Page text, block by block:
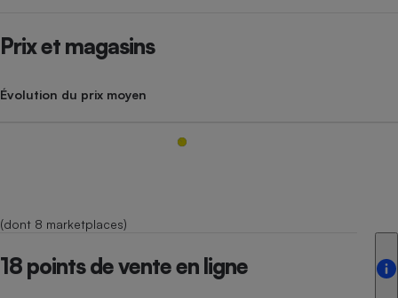
Prix et magasins
Évolution du prix moyen
(dont 8 marketplaces)
18 points de vente en ligne